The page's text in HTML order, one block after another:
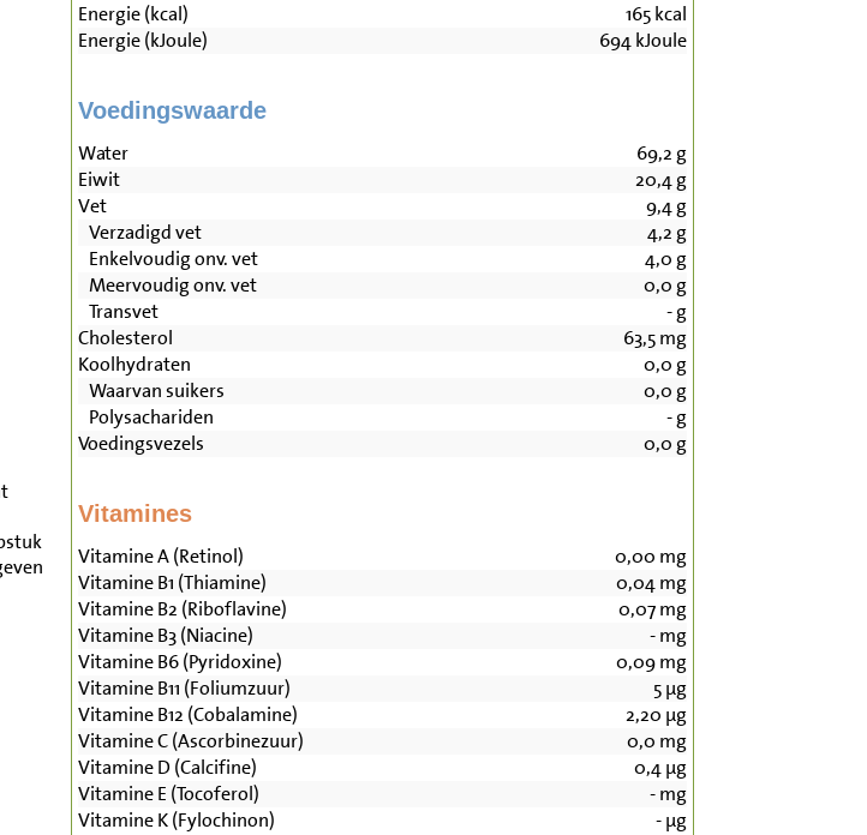
Energie (kcal) 165kcal
Energie (kJoule)
694kJoule
Voedingswaarde
Water 69,2 g
Eiwit
20,4g
Vet
9,4g
Verzadigd vet
4,2 g
Enkelvoudig onv. vet
4,0 g
Meervoudig onv. vet
0,0 g
Transvet
-g
Cholesterol
63,5mg
Koolhydraten
0,0 g
Waarvan suikers
0,0 g
Polysachariden
-g
Voedingsvezels
0,0 g
Vitamines
Vitamine A (Retinol) 0,00 mg
Vitamine B1 (Thiamine)
0,04mg
Vitamine B2 (Riboflavine)
0,07mg
Vitamine B3 (Niacine)
-mg
Vitamine B6 (Pyridoxine)
0,09mg
Vitamine B11 (Foliumzuur)
5µg
Vitamine B12 (Cobalamine)
2,20 µg
Vitamine C (Ascorbinezuur)
0,0 mg
Vitamine D (Calcifine)
0,4µg
Vitamine E (Tocoferol)
-mg
Vitamine K (Fylochinon)
-µg